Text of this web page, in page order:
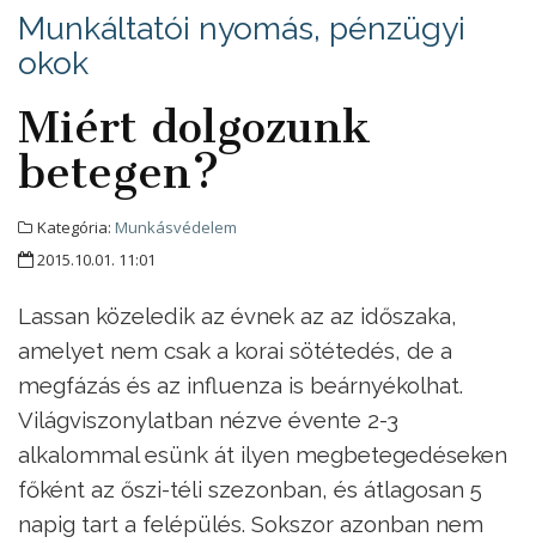
Munkáltatói nyomás, pénzügyi
okok
Miért dolgozunk
betegen?
Kategória: Munkásvédelem
2015.10.01. 11:01
Lassan közeledik az évnek az az időszaka,
amelyet nem csak a korai sötétedés, de a
megfázás és az influenza is beárnyékolhat.
Világviszonylatban nézve évente 2-3
alkalommal esünk át ilyen megbetegedéseken
főként az őszi-téli szezonban, és átlagosan 5
napig tart a felépülés. Sokszor azonban nem